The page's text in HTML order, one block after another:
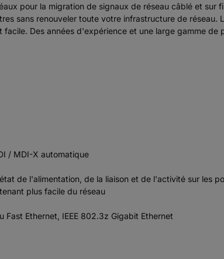
pour la migration de signaux de réseau câblé et
sans renouveler toute votre infrastructure de
Des années d'expérience et une large gamme
/ MDI-X automatique
de l'alimentation, de la liaison et de l'activité sur les
plus facile du réseau
Fast Ethernet, IEEE 802.3z Gigabit Ethernet